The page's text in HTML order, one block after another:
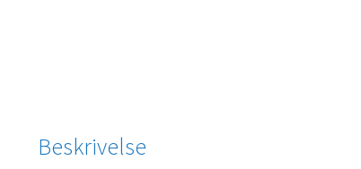
Beskrivelse